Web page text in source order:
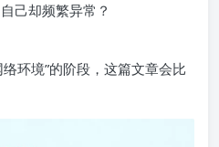
己却频繁异常？
环境”的阶段，这篇文章会比